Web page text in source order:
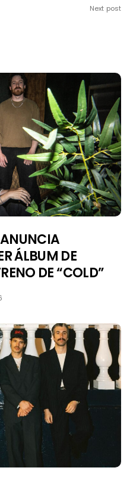
Next post
ANUNCIA
ÁLBUM DE
DE “COLD”